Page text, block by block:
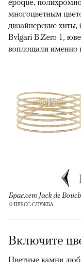
époque,
многоцветным
дизайнерские хиты,
Bvlgari B.Zero 1,
воплощали именно
Браслет Jack de
© ПРЕСС-СЛУЖБА
Включите
Цветные камни